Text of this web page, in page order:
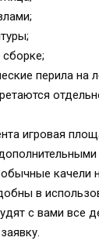
перила на
игровая
качели
в
с вами все